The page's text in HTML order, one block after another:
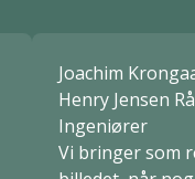
Joachim
Henry Jensen
Ingeniører
Vi bringer som